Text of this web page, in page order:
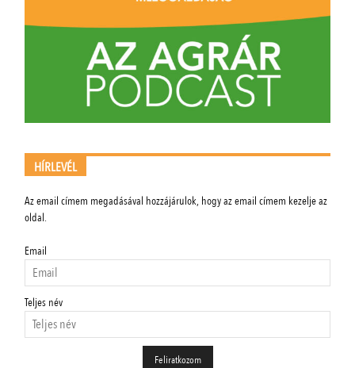
HÍRLEVÉL
Az email címem megadásával hozzájárulok, hogy az email címem kezelje az
oldal.
Email
Teljes név